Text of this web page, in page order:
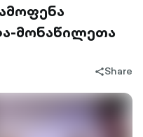
მონაწილეთა
share-
Share